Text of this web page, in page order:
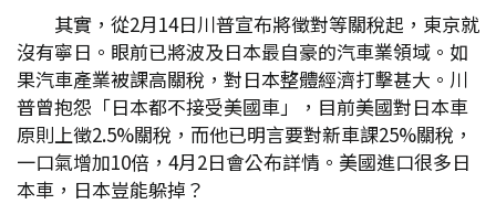
其實，從2月14日川普宣布將徵對等關稅起，東京就
沒有寧日。眼前已將波及日本最自豪的汽車業領域。如
果汽車產業被課高關稅，對日本整體經濟打擊甚大。川
普曾抱怨「日本都不接受美國車」，目前美國對日本車
原則上徵2.5%關稅，而他已明言要對新車課25%關稅，
一口氣增加10倍，4月2日會公布詳情。美國進口很多日
本車，日本豈能躲掉？